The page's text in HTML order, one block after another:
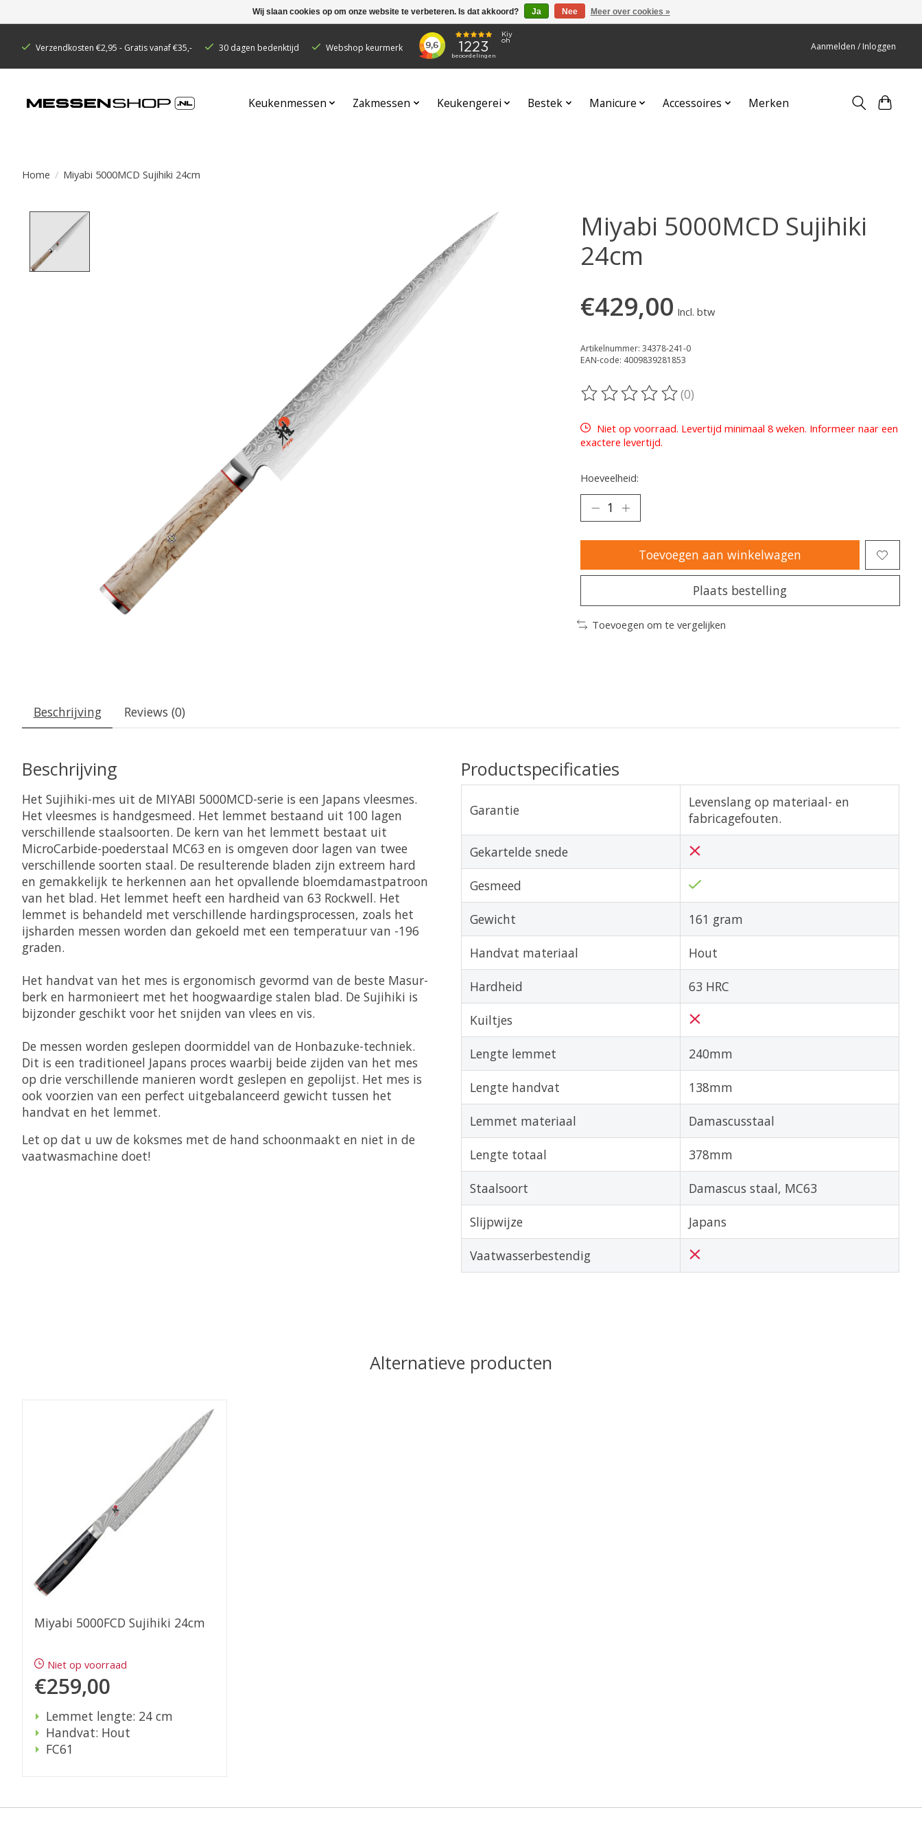
Verzendkosten €2,95 - Gratis vanaf €35,- 30 dagen bedenktijd Webshop keurmerk Aanmelden / Inloggen
Keukenmessen Zakmessen Keukengerei Bestek Manicure Accessoires Merken
Home / Miyabi 5000MCD Sujihiki 24cm
Miyabi 5000MCD Sujihiki
24cm
€429,00 Incl. btw
Artikelnummer: 34378-241-0
EAN-code: 4009839281853
De beoordeling van dit product is
(0)
Niet op voorraad. Levertijd minimaal 8 weken. Informeer naar een
exactere levertijd.
Hoeveelheid:
Toevoegen aan winkelwagen
Plaats bestelling
Toevoegen om te vergelijken
Beschrijving Reviews (0)
Beschrijving
Het Sujihiki-mes uit de MIYABI 5000MCD-serie is een Japans vleesmes.
Het vleesmes is handgesmeed. Het lemmet bestaand uit 100 lagen
verschillende staalsoorten. De kern van het lemmett bestaat uit
MicroCarbide-poederstaal MC63 en is omgeven door lagen van twee
verschillende soorten staal. De resulterende bladen zijn extreem hard
en gemakkelijk te herkennen aan het opvallende bloemdamastpatroon
van het blad. Het lemmet heeft een hardheid van 63 Rockwell. Het
lemmet is behandeld met verschillende hardingsprocessen, zoals het
ijsharden messen worden dan gekoeld met een temperatuur van -196
graden.
Het handvat van het mes is ergonomisch gevormd van de beste Masur-
berk en harmonieert met het hoogwaardige stalen blad. De Sujihiki is
bijzonder geschikt voor het snijden van vlees en vis.
De messen worden geslepen doormiddel van de Honbazuke-techniek.
Dit is een traditioneel Japans proces waarbij beide zijden van het mes
op drie verschillende manieren wordt geslepen en gepolijst. Het mes is
ook voorzien van een perfect uitgebalanceerd gewicht tussen het
handvat en het lemmet.
Let op dat u uw de koksmes met de hand schoonmaakt en niet in de
vaatwasmachine doet!
Productspecificaties
Garantie
Levenslang op materiaal- en
fabricagefouten.
Gekartelde snede
Gesmeed
Gewicht 161 gram
Handvat materiaal Hout
Hardheid 63 HRC
Kuiltjes
Lengte lemmet 240mm
Lengte handvat 138mm
Lemmet materiaal Damascusstaal
Lengte totaal 378mm
Staalsoort Damascus staal, MC63
Slijpwijze Japans
Vaatwasserbestendig
Alternatieve producten
Miyabi 5000FCD Sujihiki 24cm
Niet op voorraad
€259,00
Lemmet lengte: 24 cm
Handvat: Hout
FC61
Wij slaan cookies op om onze website te verbeteren. Is dat akkoord? Ja Nee Meer over cookies »